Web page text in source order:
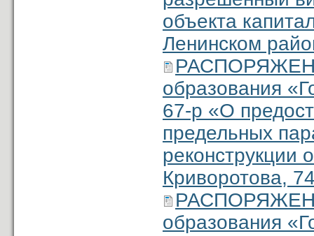
объекта
Ленинском
образования
67-р «О
предельных
реконструкции
Криворотова,
образования